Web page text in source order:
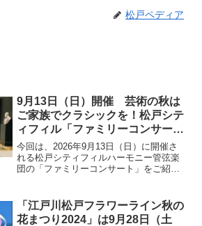
松戸ペディア
9月13日（日）開催 芸術の秋は
ご家族でクラシックを！松戸シテ
ィフィル「ファミリーコンサー
ト」のご案内
今回は、2026年9月13日（日）に開催さ
れる松戸シティフィルハーモニー管弦楽
団の「ファミリーコンサート」をご紹介
のクラシックファンまで幅広く楽しめる
名曲揃いです。特に...
「江戸川松戸フラワーライン秋の
花まつり2024」は9月28日（土